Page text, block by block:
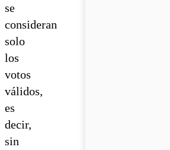
se
consideran
solo
los
votos
válidos,
es
decir,
sin